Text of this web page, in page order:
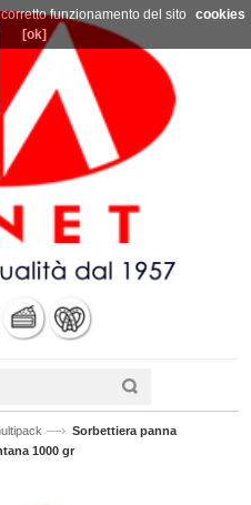
—› Sorbettiera panna
1000 gr
funzionamento del sito
cookies
[ok]